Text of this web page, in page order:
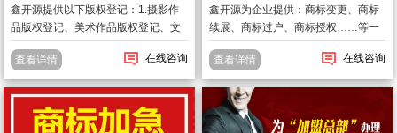
鑫开源提供以下版权登记：1.摄影作
品版权登记、美术作品版权登记、文
权、影视作品版权登记、录音制品版
权登记、网站软件著作权登记；2.版
权转让、版权变更。版权有效期：1、
自然...
在线咨询
查看详情
鑫开源为企业提供：商标变更、商标
续展、商标过户、商标授权……等一
标撤三、商标答辩、商标异议等。
一、什么情况下，商标需要及时做变
更？1、 公司名称工商登记发生变
化；2、 ...
在线咨询
查看详情